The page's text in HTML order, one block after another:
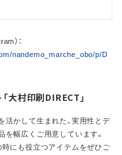
）：
nandemo_marche_obo/p/D
大村印刷DIRECT」
活かして生まれた、実用性とデ
幅広くご用意しています。
時にも役立つアイテムをぜひご